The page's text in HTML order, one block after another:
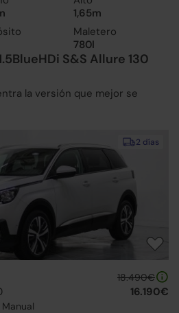
1,65m
Maletero
780l
S&S Allure 130
la versión que mejor se
2 días
Manual
18.490€
16.190€